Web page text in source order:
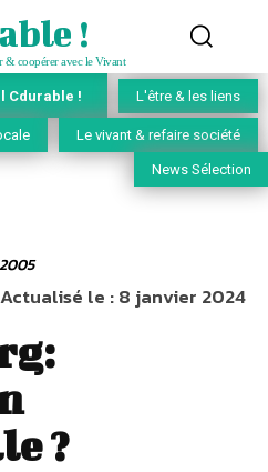
!
& coopérer avec le Vivant
Cdurable ! L'être & les liens
Le vivant & refaire société
News Sélection
Actualisé le :8 janvier 2024
?